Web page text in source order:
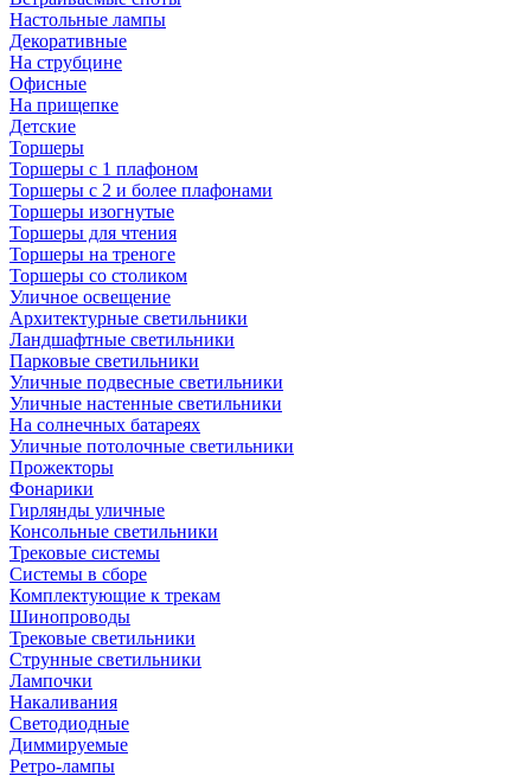
Настольные лампы
Декоративные
На струбцине
Офисные
На прищепке
Детские
Торшеры
Торшеры с 1 плафоном
Торшеры с 2 и более плафонами
Торшеры изогнутые
Торшеры для чтения
Торшеры на треноге
Торшеры со столиком
Уличное освещение
Архитектурные светильники
Ландшафтные светильники
Парковые светильники
Уличные подвесные светильники
Уличные настенные светильники
На солнечных батареях
Уличные потолочные светильники
Прожекторы
Фонарики
Гирлянды уличные
Консольные светильники
Трековые системы
Системы в сборе
Комплектующие к трекам
Шинопроводы
Трековые светильники
Струнные светильники
Лампочки
Накаливания
Светодиодные
Диммируемые
Ретро-лампы